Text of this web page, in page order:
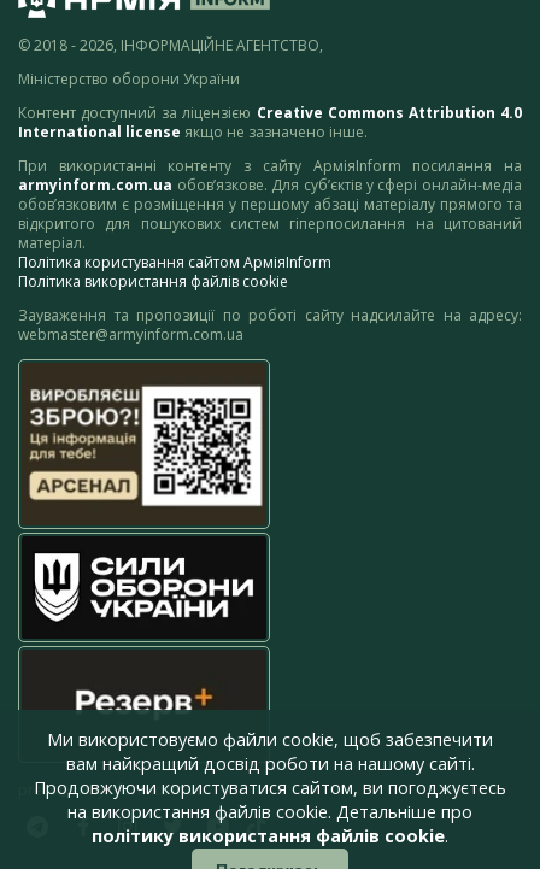
© 2018 - 2026, ІНФОРМАЦІЙНЕ АГЕНТСТВО,
Міністерство оборони України
Контент доступний за ліцензією Creative Commons Attribution 4.0
International license якщо не зазначено інше.
При використанні контенту з сайту АрміяInform посилання на
armyinform.com.ua обов’язкове. Для суб’єктів у сфері онлайн-медіа
обов’язковим є розміщення у першому абзаці матеріалу прямого та
відкритого для пошукових систем гіперпосилання на цитований
матеріал.
Політика користування сайтом АрміяInform
Політика використання файлів cookie
Зауваження та пропозиції по роботі сайту надсилайте на адресу:
webmaster@armyinform.com.ua
press@armyinform.com.ua
Ми використовуємо файли cookie, щоб забезпечити
вам найкращий досвід роботи на нашому сайті.
Продовжуючи користуватися сайтом, ви погоджуєтесь
на використання файлів cookie. Детальніше про
політику використання файлів cookie.